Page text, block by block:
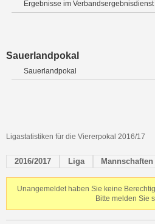
Ergebnisse im Verbandsergebnisdienst
Sauerlandpokal
Sauerlandpokal
Ligastatistiken für die Viererpokal 2016/17
2016/2017 Liga Mannschaften
Unangemeldet haben Sie keine
Bitte melden Sie